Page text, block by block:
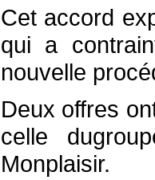
Cet accord
qui a
nouvelle
Deux offres
celle
Monplaisir.